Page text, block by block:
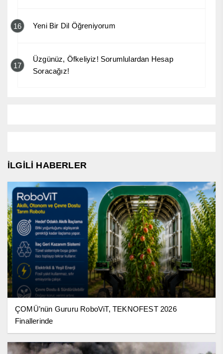
16 Yeni Bir Dil Öğreniyorum
17
Üzgünüz, Öfkeliyiz! Sorumlulardan Hesap
Soracağız!
İLGİLİ HABERLER
ÇOMÜ’nün Gururu RoboViT, TEKNOFEST 2026
Finallerinde